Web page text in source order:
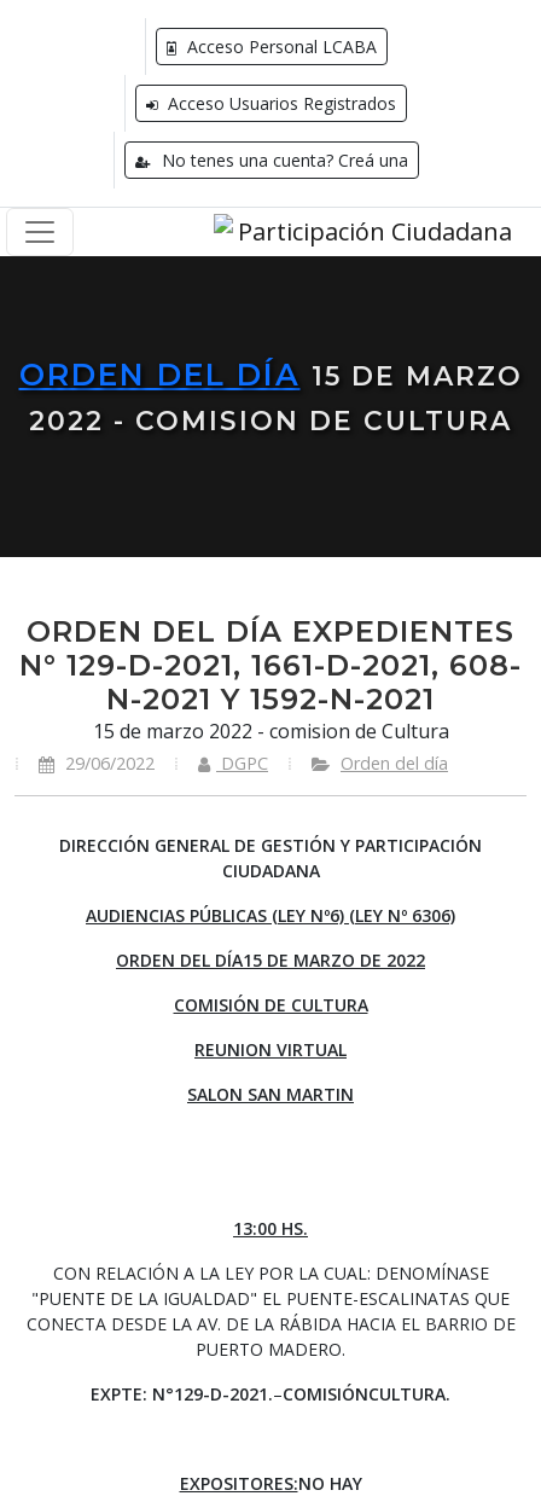
Acceso Personal LCABA
Acceso Usuarios Registrados
No tenes una cuenta? Creá una
ORDEN DEL DÍA 15 DE MARZO
2022 - COMISION DE CULTURA
ORDEN DEL DÍA EXPEDIENTES
N° 129-D-2021, 1661-D-2021, 608-
N-2021 Y 1592-N-2021
15 de marzo 2022 - comision de Cultura
29/06/2022 DGPC Orden del día
DIRECCIÓN GENERAL DE GESTIÓN Y PARTICIPACIÓN
CIUDADANA
AUDIENCIAS PÚBLICAS (LEY Nº6) (LEY Nº 6306)
ORDEN DEL DÍA15 DE MARZO DE 2022
COMISIÓN DE CULTURA
REUNION VIRTUAL
SALON SAN MARTIN
13:00 HS.
CON RELACIÓN A LA LEY POR LA CUAL: DENOMÍNASE
"PUENTE DE LA IGUALDAD" EL PUENTE-ESCALINATAS QUE
CONECTA DESDE LA AV. DE LA RÁBIDA HACIA EL BARRIO DE
PUERTO MADERO.
EXPTE: N°129-D-2021.–COMISIÓNCULTURA.
EXPOSITORES:NO HAY